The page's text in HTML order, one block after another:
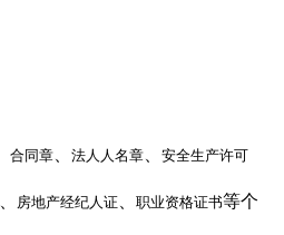
合同章 法人人名章
安全生产许可
房地产经纪人证 职业资格证书等个